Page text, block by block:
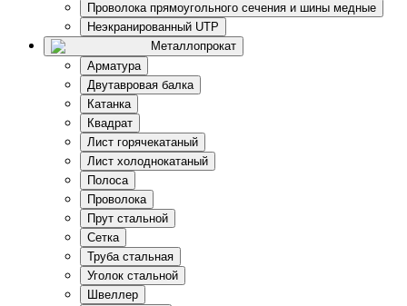
Проволока прямоугольного сечения и шины медные
Неэкранированный UTP
Металлопрокат
Арматура
Двутавровая балка
Катанка
Квадрат
Лист горячекатаный
Лист холоднокатаный
Полоса
Проволока
Прут стальной
Сетка
Труба стальная
Уголок стальной
Швеллер